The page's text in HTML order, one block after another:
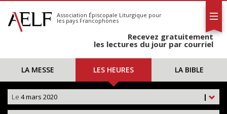
S'abonner
Calendrier
Association Épiscopale Liturgique pour
les pays Francophones
Recevez gratuitement
les lectures du jour par courriel
LA MESSE LES HEURES LA BIBLE
|
Le 4 mars 2020